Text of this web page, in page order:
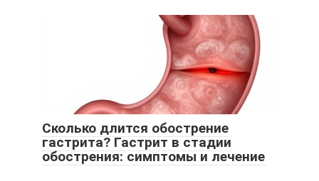
Сколько длится обострение
гастрита? Гастрит в стадии
обострения: симптомы и лечение